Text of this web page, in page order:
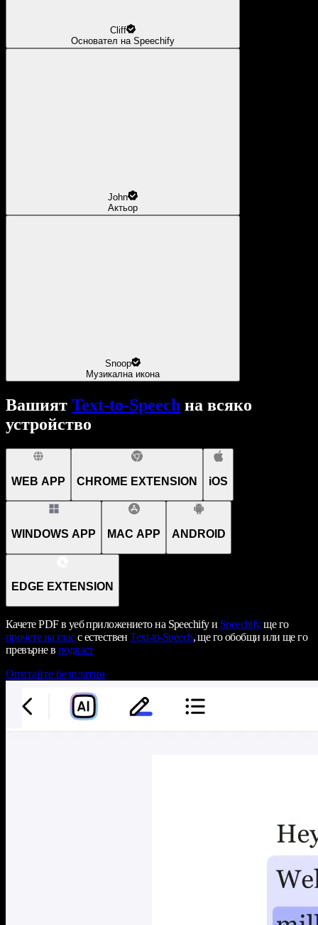
Cliff
Основател на Speechify
John
Актьор
Snoop
Музикална икона
Вашият Text-to-Speech на всяко
устройство
WEB APP CHROME EXTENSION iOS
WINDOWS APP MAC APP ANDROID
EDGE EXTENSION
Качете PDF в уеб приложението на Speechify и Speechifyще го
прочете на гласс естественText-to-Speech, ще го обобщи или ще го
превърне в подкаст
Опитайте безплатно